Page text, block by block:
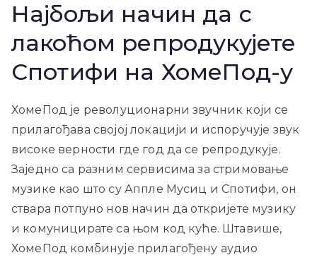
Најбољи начин да с
лакоћом репродукујете
Спотифи на ХомеПод-у
ХомеПод је револуционарни звучник који се
прилагођава својој локацији и испоручује звук
високе верности где год да се репродукује.
Заједно са разним сервисима за стримовање
музике као што су Аппле Мусиц и Спотифи, он
ствара потпуно нов начин да откријете музику
и комуницирате са њом код куће. Штавише,
ХомеПод комбинује прилагођену аудио